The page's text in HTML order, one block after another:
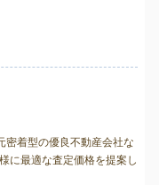
密着型の優良不動産会社な
に最適な査定価格を提案し